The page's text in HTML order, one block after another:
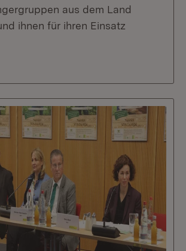
aus dem Land
ihnen für ihren Einsatz